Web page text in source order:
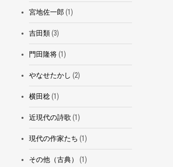
宮地佐一郎 (1)
吉田類(3)
門田隆将(1)
やなせたかし (2)
横田稔(1)
近現代の詩歌 (1)
現代の作家たち (1)
その他（古典） (1)